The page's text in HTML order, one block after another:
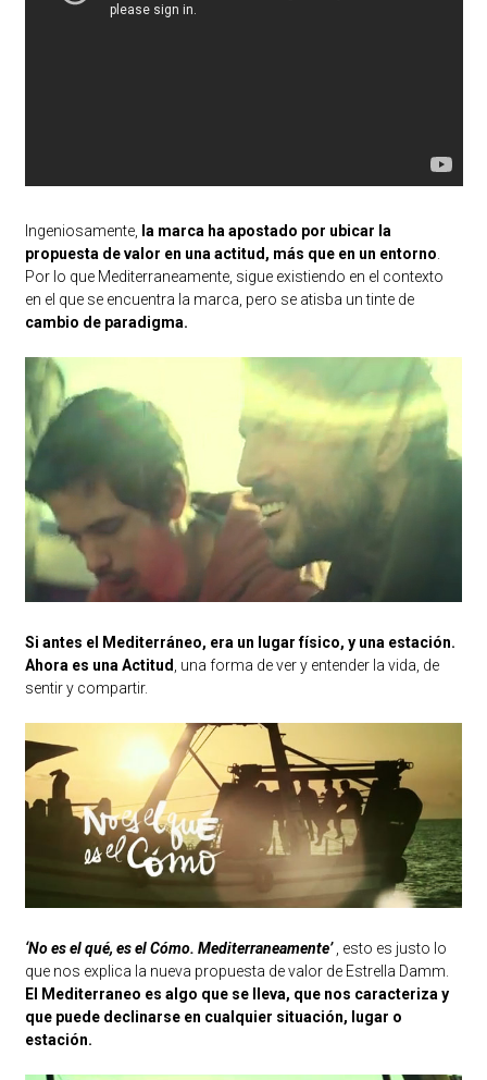
Ingeniosamente,
la marca ha apostado por ubicar la
propuesta de valor en una actitud, más que en un entorno
Por lo que Mediterraneamente, sigue existiendo en el contexto
en el que se encuentra la marca, pero se atisba un tinte de
cambio de paradigma.
Si antes el Mediterráneo, era un lugar físico, y una estación.
Ahora es una Actitud
, una forma de ver y entender la vida, de
sentir y compartir.
‘No es el qué, es el Cómo. Mediterraneamente’ , esto es justo lo
que nos explica la nueva propuesta de valor de Estrella Damm.
El Mediterraneo es algo que se lleva, que nos caracteriza y
que puede declinarse en cualquier situación, lugar o
estación.